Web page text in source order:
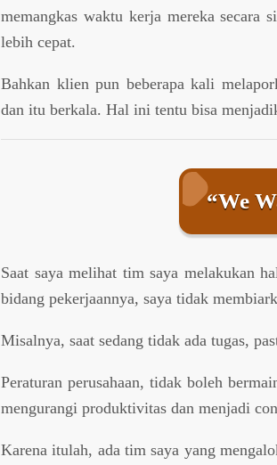
memangkas waktu kerja mereka secara
lebih cepat.
Bahkan klien pun beberapa kali
dan itu berkala. Hal ini tentu bisa
“We
Saat saya melihat tim saya melakukan
bidang pekerjaannya, saya tidak
Misalnya, saat sedang tidak ada tugas,
Peraturan perusahaan, tidak boleh
mengurangi produktivitas dan menjadi
Karena itulah, ada tim saya yang